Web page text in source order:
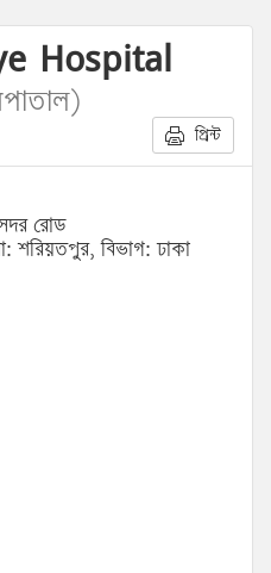
Hospital
প্রিন্ট
সদর রোড
শরিয়তপুর, বিভাগ: ঢাকা